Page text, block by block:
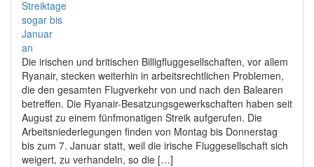
Die irischen und britischen Billigfluggesellschaften, vor allem
Ryanair, stecken weiterhin in arbeitsrechtlichen Problemen,
die den gesamten Flugverkehr von und nach den Balearen
betreffen. Die Ryanair-Besatzungsgewerkschaften haben seit
August zu einem fünfmonatigen Streik aufgerufen. Die
Arbeitsniederlegungen finden von Montag bis Donnerstag
bis zum 7. Januar statt, weil die irische Fluggesellschaft sich
weigert, zu verhandeln, so die […]